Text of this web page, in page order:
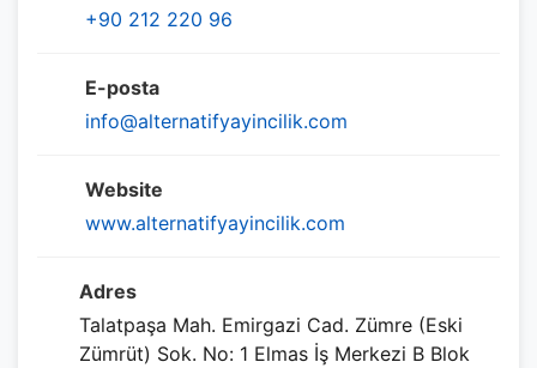
+90 212 220 96
E-posta
info@alternatifyayincilik.com
Website
www.alternatifyayincilik.com
Adres
Talatpaşa Mah. Emirgazi Cad. Zümre (Eski
Zümrüt) Sok. No: 1 Elmas İş Merkezi B Blok